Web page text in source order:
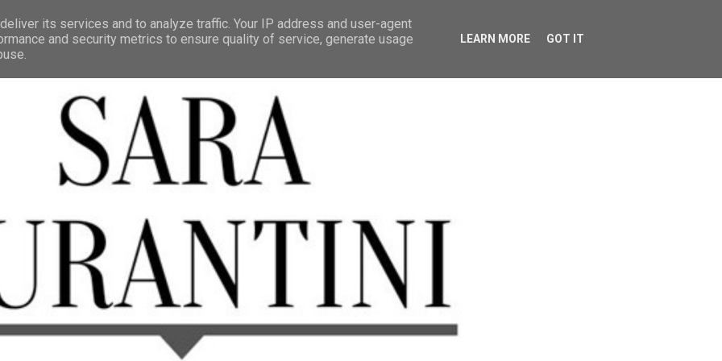
its services and to analyze traffic. Your IP address and user-agent
and security metrics to ensure quality of service, generate usage
LEARN MORE GOT IT